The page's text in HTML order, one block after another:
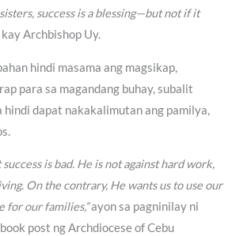
success is a blessing—but not if it
Archbishop Uy.
hindi masama ang magsikap,
para sa magandang buhay, subalit
hindi dapat nakakalimutan ang pamilya,
success is bad. He is not against hard work,
On the contrary, He wants us to use our
for our families,”ayon sa pagninilay ni
post ng Archdiocese of Cebu